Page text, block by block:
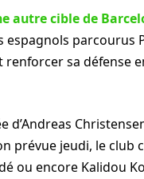
autre cible de
espagnols parcourus
renforcer sa défense
d’Andreas
prévue jeudi, le club
ou encore Kalidou